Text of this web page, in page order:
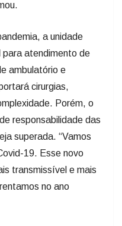
a unidade
para atendimento de
ambulatório e
cirurgias,
Porém, o
responsabilidade das
superada. “Vamos
19. Esse novo
transmissível e mais
no ano